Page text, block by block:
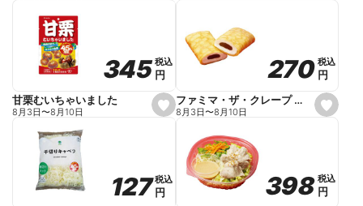
s
e
o
r
i
345
345税込
税込
円
円
甘栗むいちゃいました
8月3日〜8月10日
s
e
o
r
i
270
270 税込
税込
円
円
ファミマ・ザ・クレープ 生チョコ
8月3日〜8月10日
127
127税込
税込
円
円
398
398 税込
税込
円
円